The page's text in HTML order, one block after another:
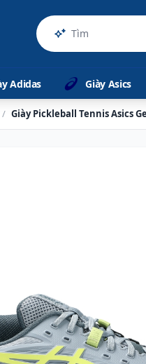
Sản phẩm ch
Adidas Giày Asics
/ Giày Pickleball Tennis Asics